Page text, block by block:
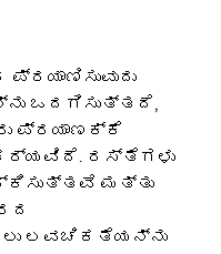
ಒದಗಿಸುತ್ತದೆ,
ಪ್ರಯಾಣಕ್ಕೆ
ರಸ್ತೆಗಳು
ಮತ್ತು
ಲವಚಿಕತೆಯನ್ನು